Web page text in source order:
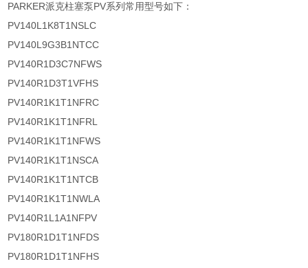
PARKER派克柱塞泵PV系列常用型号如下：
PV140L1K8T1NSLC
PV140L9G3B1NTCC
PV140R1D3C7NFWS
PV140R1D3T1VFHS
PV140R1K1T1NFRC
PV140R1K1T1NFRL
PV140R1K1T1NFWS
PV140R1K1T1NSCA
PV140R1K1T1NTCB
PV140R1K1T1NWLA
PV140R1L1A1NFPV
PV180R1D1T1NFDS
PV180R1D1T1NFHS